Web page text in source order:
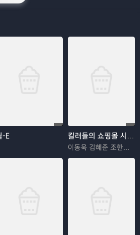
-E 킬러들의 쇼핑몰 시즌2
이동욱 김혜준 조한선 김해나